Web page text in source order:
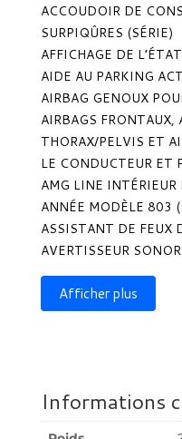
ACCOUDOIR DE
SURPIQÛRES (SÉRIE)
AFFICHAGE DE
AIDE AU PARKING
AIRBAG GENOUX
AIRBAGS FRONTAUX,
THORAX/PELVIS ET
LE CONDUCTEUR ET
AMG LINE INTÉRIEUR
ANNÉE MODÈLE 803
ASSISTANT DE FEUX
AVERTISSEUR
Afficher plus
Informations